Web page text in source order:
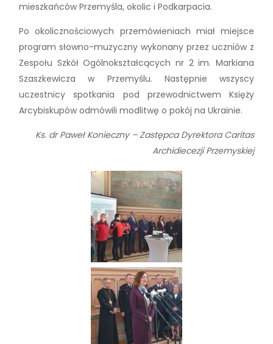
mieszkańców Przemyśla, okolic i Podkarpacia.
Po okolicznościowych przemówieniach miał miejsce
program słowno-muzyczny wykonany przez uczniów z
Zespołu Szkół Ogólnokształcących nr 2 im. Markiana
Szaszkewicza w Przemyślu. Następnie wszyscy
uczestnicy spotkania pod przewodnictwem Księży
Arcybiskupów odmówili modlitwę o pokój na Ukrainie.
Ks. dr Paweł Konieczny – Zastępca Dyrektora Caritas
Archidiecezji Przemyskiej